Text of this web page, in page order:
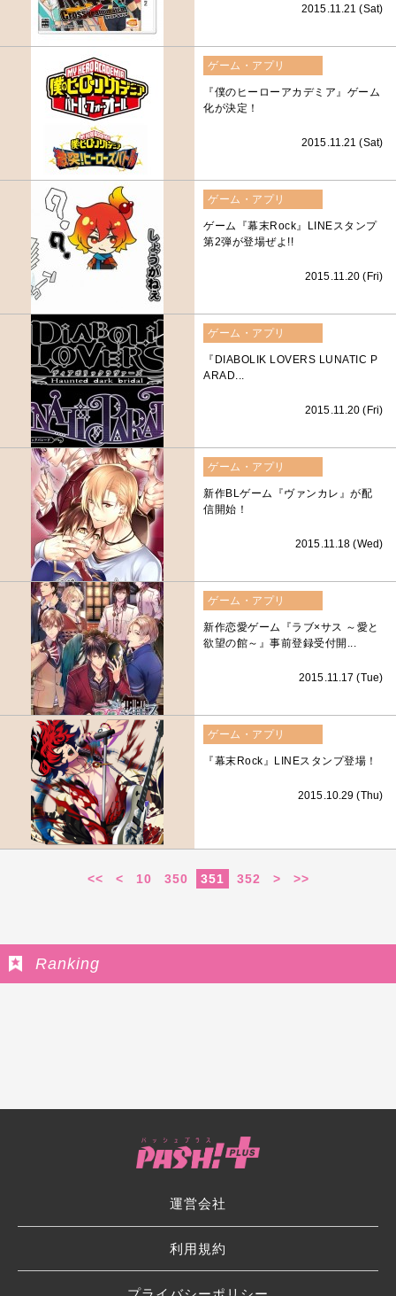
2015.11.21 (Sat)
ゲーム・アプリ
『僕のヒーローアカデミア』ゲーム
化が決定！
2015.11.21 (Sat)
ゲーム・アプリ
ゲーム『幕末Rock』LINEスタンプ
第2弾が登場ぜよ!!
2015.11.20 (Fri)
ゲーム・アプリ
『DIABOLIK LOVERS LUNATIC P
ARAD...
2015.11.20 (Fri)
ゲーム・アプリ
新作BLゲーム『ヴァンカレ』が配
信開始！
2015.11.18 (Wed)
ゲーム・アプリ
新作恋愛ゲーム『ラブ×サス ～愛と
欲望の館～』事前登録受付開...
2015.11.17 (Tue)
ゲーム・アプリ
『幕末Rock』LINEスタンプ登場！
2015.10.29 (Thu)
<< < 10 350 351 352 > >>
Ranking
運営会社
利用規約